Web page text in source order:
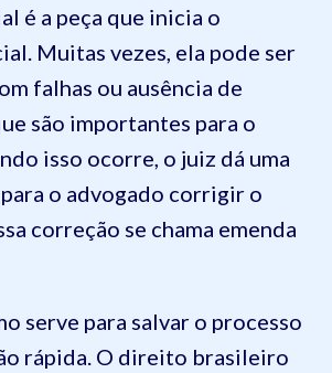
é a peça que inicia o
Muitas vezes, ela pode ser
falhas ou ausência de
são importantes para o
isso ocorre, o juiz dá uma
o advogado corrigir o
correção se chama emenda
serve para salvar o processo
rápida. O direito brasileiro